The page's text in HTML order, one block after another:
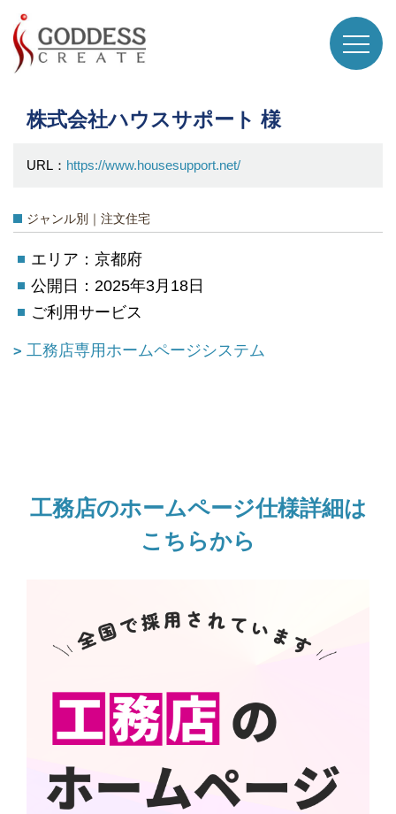
株式会社ハウスサポート 様
URL： https://www.housesupport.net/
ジャンル別｜注文住宅
エリア：京都府
公開日：2025年3月18日
ご利用サービス
工務店専用ホームページシステム
工務店のホームページ仕様詳細は
こちらから